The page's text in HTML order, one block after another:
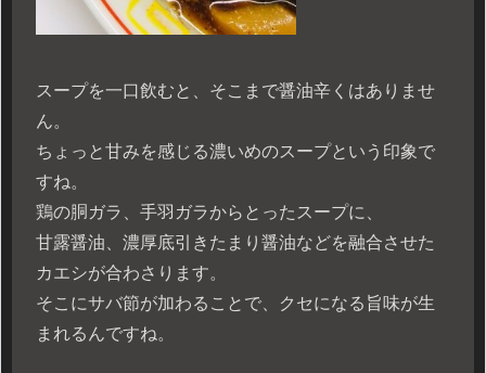
スープを一口飲むと、そこまで醤油辛くはありませ
ん。
ちょっと甘みを感じる濃いめのスープという印象で
すね。
鶏の胴ガラ、手羽ガラからとったスープに、
甘露醤油、濃厚底引きたまり醤油などを融合させた
カエシが合わさります。
そこにサバ節が加わることで、クセになる旨味が生
まれるんですね。